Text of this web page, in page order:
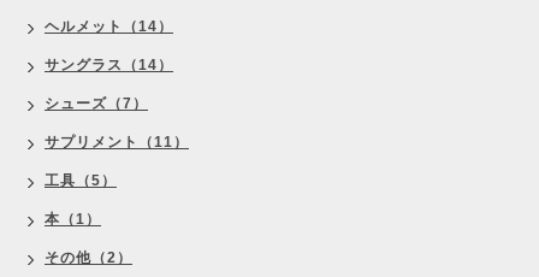
ヘルメット（14）
サングラス（14）
シューズ（7）
サプリメント（11）
工具（5）
本（1）
その他（2）